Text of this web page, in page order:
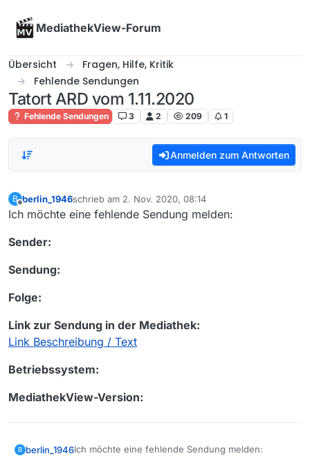
MediathekView-Forum
Übersicht
Fragen, Hilfe, Kritik
Fehlende Sendungen
Tatort ARD vom 1.11.2020
Fehlende Sendungen 3 2 209 1
Anmelden zum Antworten
B
Offline
berlin_1946schrieb am 2. Nov. 2020, 08:14
zuletzt editiert von
Ich möchte eine fehlende Sendung melden:
Sender:
Sendung:
Folge:
Link zur Sendung in der Mediathek:
Link Beschreibung / Text
Betriebssystem:
MediathekView-Version:
B berlin_1946Ich möchte eine fehlende Sendung melden: